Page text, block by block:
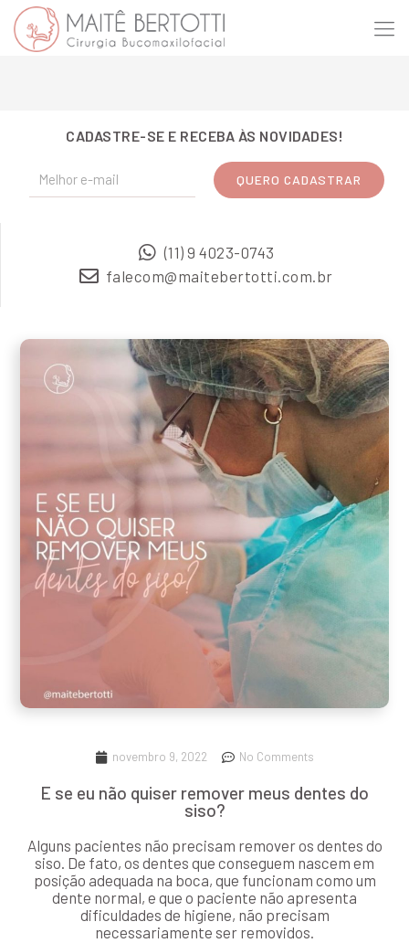
CADASTRE-SE E RECEBA ÀS NOVIDADES!
(11) 9 4023-0743
falecom@maitebertotti.com.br
novembro 9, 2022 No Comments
E se eu não quiser remover meus dentes do
siso?
Alguns pacientes não precisam remover os dentes do
siso. De fato, os dentes que conseguem nascem em
posição adequada na boca, que funcionam como um
dente normal, e que o paciente não apresenta
dificuldades de higiene, não precisam
necessariamente ser removidos.